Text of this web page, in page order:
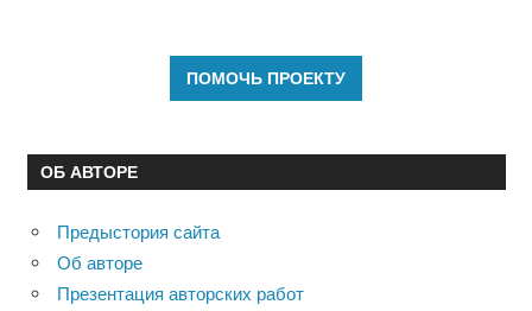
ОБ АВТОРЕ
Предыстория сайта
Об авторе
Презентация авторских работ